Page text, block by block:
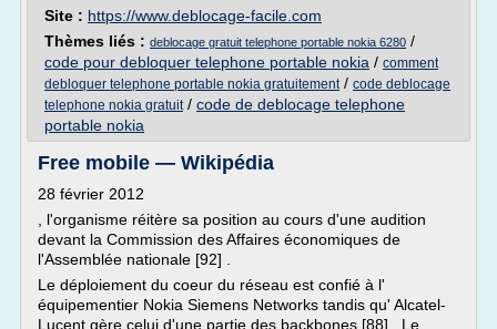
Site : https://www.deblocage-facile.com
Thèmes liés : deblocage gratuit telephone portable nokia 6280 /
code pour debloquer telephone portable nokia / comment
debloquer telephone portable nokia gratuitement/ code deblocage
telephone nokia gratuit/ code de deblocage telephone
portable nokia
Free mobile — Wikipédia
28 février 2012
, l'organisme réitère sa position au cours d'une audition
devant la Commission des Affaires économiques de
l'Assemblée nationale [92] .
Le déploiement du coeur du réseau est confié à l'
équipementier Nokia Siemens Networks tandis qu' Alcatel-
Lucent gère celui d'une partie des backbones [88] . Le